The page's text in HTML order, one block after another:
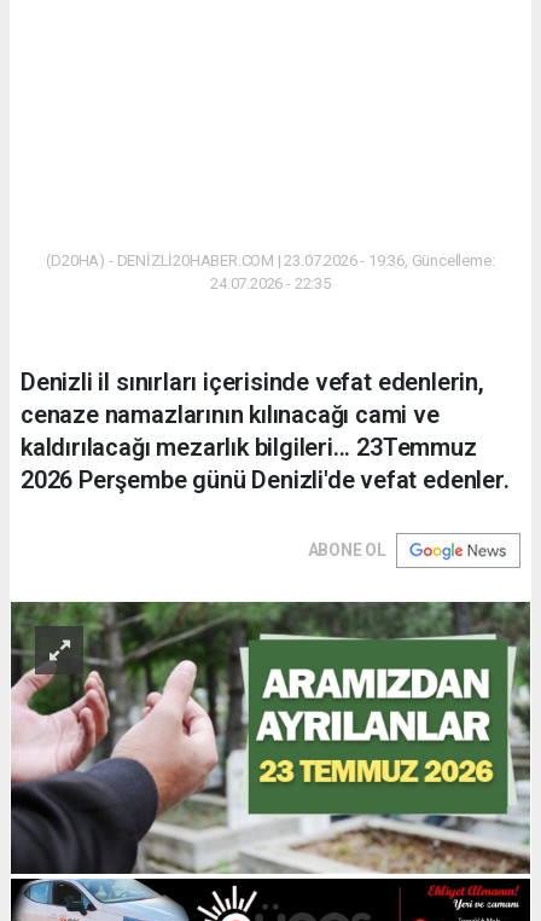
(D20HA) - DENİZLİ20HABER.COM | 23.07.2026 - 19:36, Güncelleme:
24.07.2026 - 22:35
Denizli il sınırları içerisinde vefat edenlerin,
cenaze namazlarının kılınacağı cami ve
kaldırılacağı mezarlık bilgileri... 23Temmuz
2026 Perşembe günü Denizli'de vefat edenler.
ABONE OL